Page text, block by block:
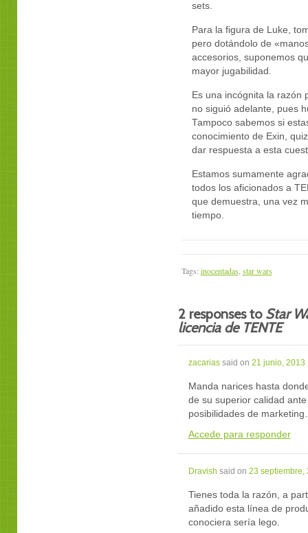
sets.
Para la figura de Luke,
pero dotándolo de
accesorios, suponemos
mayor jugabilidad.
Es una incógnita la razón
no siguió adelante, pues
Tampoco sabemos si
conocimiento de Exin,
dar respuesta a esta
Estamos sumamente
todos los aficionados a
que demuestra, una vez
tiempo.
Tags: inocentadas, star wars
2 responses to Star
licencia de TENTE
zacariassaid on 21 junio, 2013
Manda narices hasta
de su superior calidad
posibilidades de
Accede para responder
Dravish said on 23 septiembre,
Tienes toda la razón, a
añadido esta línea de
conociera sería lego.